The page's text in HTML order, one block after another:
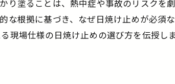
り塗ることは、熱中症や事故のリスクを
な根拠に基づき、なぜ日焼け止めが必須
現場仕様の日焼け止めの選び方を伝授し